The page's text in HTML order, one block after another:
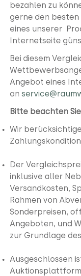
bezahlen zu
gerne den besten
eines unserer
Internetseite
Bei diesem
Angebot eines
an
Bitte beachten Sie
Wir
Der
inklusive aller
Versandkosten,
Rahmen von
Sonderpreisen,
Angeboten, und
zur Grundlage
Ausgeschlossen